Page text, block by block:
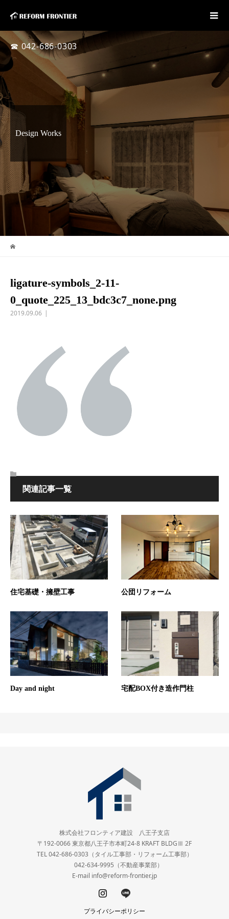
☎ 042-686-0303
Design Works
ligature-symbols_2-11-
0_quote_225_13_bdc3c7_none.png
2019.09.06
関連記事一覧
住宅基礎・擁壁工事 公団リフォーム
Day and night 宅配BOX付き造作門柱
株式会社フロンティア建設 八王子支店
〒192-0066 東京都八王子市本町24-8 KRAFT BLDGⅢ 2F
TEL 042-686-0303（タイル工事部・リフォーム工事部）
042-634-9995（不動産事業部）
E-mail info@reform-frontier.jp
プライバシーポリシー